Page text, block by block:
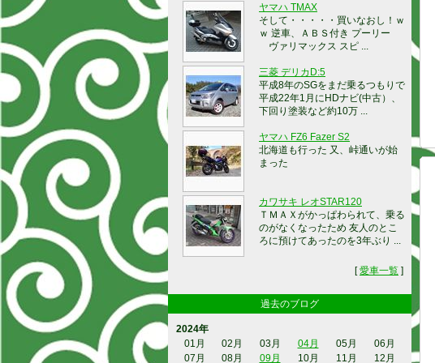
ヤマハ TMAX
そして・・・・・買いなおし！ｗ
ｗ 逆車、ＡＢＳ付き プーリー
ヴァリマックス スピ ...
三菱 デリカD:5
平成8年のSGをまだ乗るつもりで
平成22年1月にHDナビ(中古）、
下回り塗装など約10万 ...
ヤマハ FZ6 Fazer S2
北海道も行った 又、峠通いが始
まった
カワサキ レオSTAR120
ＴＭＡＸがかっぱわられて、乗る
のがなくなったため 友人のとこ
ろに預けてあったのを3年ぶり ...
[愛車一覧 ]
過去のブログ
2024年
01月
02月 03月 04月 05月
06月
07月
08月 09月 10月 11月
12月